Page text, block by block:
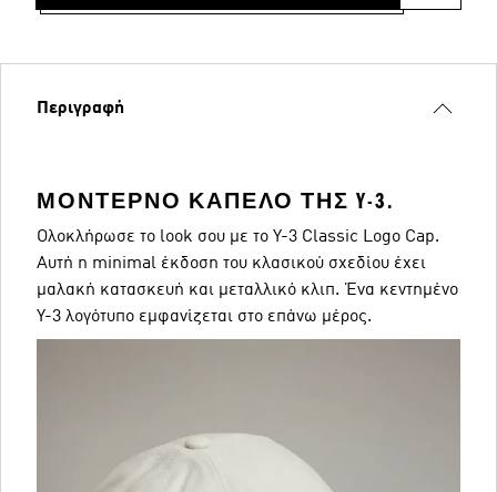
Περιγραφή
ΜΟΝΤΈΡΝΟ ΚΑΠΈΛΟ ΤΗΣ Y-3.
Ολοκλήρωσε το look σου με το Y-3 Classic Logo Cap.
Αυτή η minimal έκδοση του κλασικού σχεδίου έχει
μαλακή κατασκευή και μεταλλικό κλιπ. Ένα κεντημένο
Y-3 λογότυπο εμφανίζεται στο επάνω μέρος.